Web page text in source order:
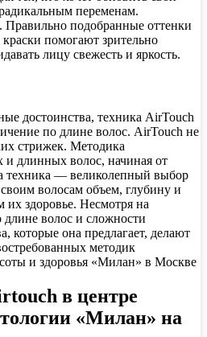
переменам.
подобранные оттенки
помогают зрительно
лицу свежесть и яркость.
достоинства, техника AirTouch
по длине волос. AirTouch не
стрижек. Методика
и длинных волос, начиная от
техника — великолепный выбор
своим волосам объем, глубину и
их здоровье. Несмотря на
волос и сложности
которые она предлагает, делают
методик
и здоровья «Милан» в Москве
в центре
«Милан» на